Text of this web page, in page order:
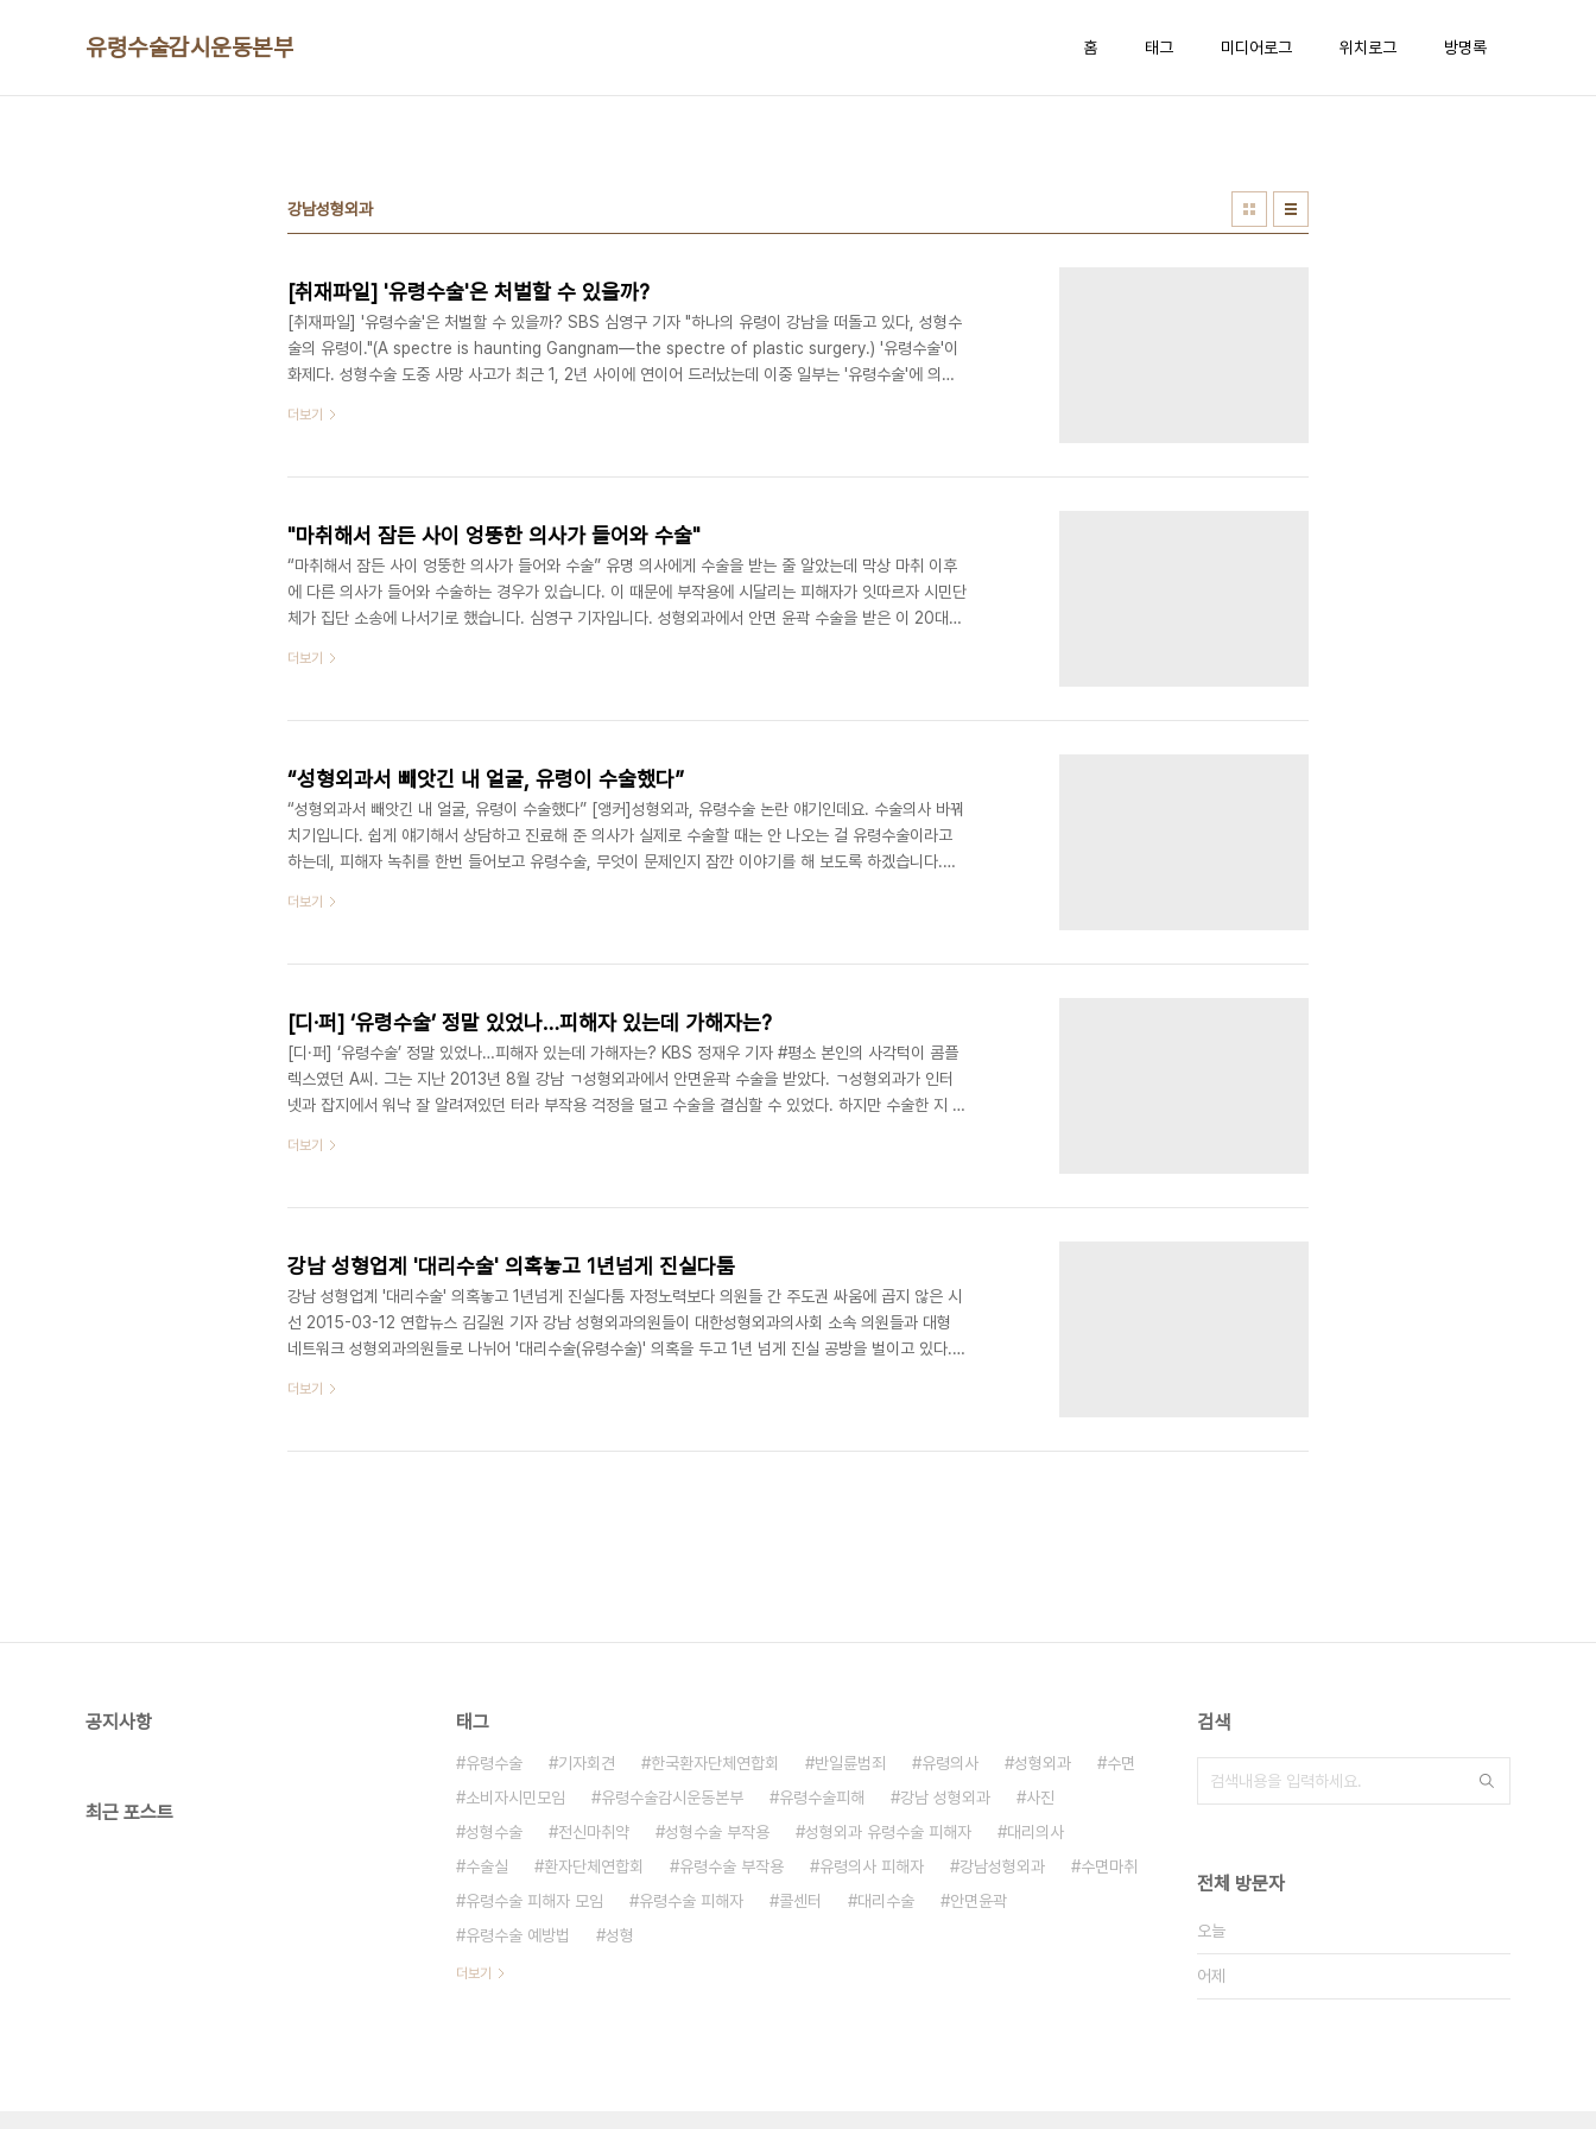
유령수술감시운동본부 홈 태그 미디어로그 위치로그 방명록
강남성형외과
[취재파일] '유령수술'은 처벌할 수 있을까?
[취재파일] '유령수술'은 처벌할 수 있을까? SBS 심영구 기자 "하나의 유령이 강남을 떠돌고 있다, 성형수
술의 유령이."(A spectre is haunting Gangnam—the spectre of plastic surgery.) '유령수술'이
화제다. 성형수술 도중 사망 사고가 최근 1, 2년 사이에 연이어 드러났는데 이중 일부는 '유령수술'에 의한
령수술'(복지부는 대리수술이라고 표현) 대책을 내놨고 시민단체들은 '유령수술감시운동본부'를 출범시켰
자에게 전신마취제를 투여해 의식을 잃게 한 ..
더보기
"마취해서 잠든 사이 엉뚱한 의사가 들어와 수술"
“마취해서 잠든 사이 엉뚱한 의사가 들어와 수술” 유명 의사에게 수술을 받는 줄 알았는데 막상 마취 이후
에 다른 의사가 들어와 수술하는 경우가 있습니다. 이 때문에 부작용에 시달리는 피해자가 잇따르자 시민단
체가 집단 소송에 나서기로 했습니다. 심영구 기자입니다. 성형외과에서 안면 윤곽 수술을 받은 이 20대
술하기로 한 의사가 아니라 다른 의사가 대신 수술했다고 말합니다. [이모 씨/피해자 : 이름도 듣지도 보지
작용이 생긴 거고.] 턱을 깎는 수술을 받은 이 여성도 왼쪽 안면 신경이 둔해지는 부작용이..
더보기
“성형외과서 빼앗긴 내 얼굴, 유령이 수술했다”
“성형외과서 빼앗긴 내 얼굴, 유령이 수술했다” [앵커]성형외과, 유령수술 논란 얘기인데요. 수술의사 바꿔
치기입니다. 쉽게 얘기해서 상담하고 진료해 준 의사가 실제로 수술할 때는 안 나오는 걸 유령수술이라고
하는데, 피해자 녹취를 한번 들어보고 유령수술, 무엇이 문제인지 잠깐 이야기를 해 보도록 하겠습니다.
분이 준비하고 있으면 오실 거라고…." [인터뷰:이 모 씨(가명), 피해 환자]"의사협회에서 제가 연락해 물어
과에 가서 의사가 상담을 하겠죠. 눈도 좀 크게 하고 코도 높이고 턱도 깎아라. ..
더보기
[디·퍼] ‘유령수술’ 정말 있었나…피해자 있는데 가해자는?
[디·퍼] ‘유령수술’ 정말 있었나…피해자 있는데 가해자는? KBS 정재우 기자 #평소 본인의 사각턱이 콤플
렉스였던 A씨. 그는 지난 2013년 8월 강남 ㄱ성형외과에서 안면윤곽 수술을 받았다. ㄱ성형외과가 인터
넷과 잡지에서 워낙 잘 알려져있던 터라 부작용 걱정을 덜고 수술을 결심할 수 있었다. 하지만 수술한 지 1
고 했지만 감각은 여전히 돌아오지 않고 있다. 입 안쪽 수술부위는 아직도 튀어나와 있어 음식을 제대로 씹
상담 후 한 번도 만나지 못했다는 점이다. ㄱ성형외과가 안면윤곽술 전문의이자 스타..
더보기
강남 성형업계 '대리수술' 의혹놓고 1년넘게 진실다툼
강남 성형업계 '대리수술' 의혹놓고 1년넘게 진실다툼 자정노력보다 의원들 간 주도권 싸움에 곱지 않은 시
선 2015-03-12 연합뉴스 김길원 기자 강남 성형외과의원들이 대한성형외과의사회 소속 의원들과 대형
네트워크 성형외과의원들로 나뉘어 '대리수술(유령수술)' 의혹을 두고 1년 넘게 진실 공방을 벌이고 있다.
들이 지루한 힘겨루기를 하는데 곱지 않은 시선을 보내고 있다. 성형외과 대리수술은 성형을 상담하러 온
다. 서울 강남의 대형 성형외과의원 중 하나인 그랜드성형외과병원(원장 유상욱)은 12일 "하지도 ..
더보기
공지사항
최근 포스트
태그
유령수술 기자회견 한국환자단체연합회 반일륜범죄 유령의사 성형외과
수면
소비자시민모임
유령수술감시운동본부 유령수술피해 강남 성형외과
사진
성형수술
전신마취약 성형수술 부작용 성형외과 유령수술 피해자
대리의사
수술실
환자단체연합회 유령수술 부작용 유령의사 피해자 강남성형외과
수면마취
유령수술 피해자 모임
유령수술 피해자 콜센터 대리수술
안면윤곽
유령수술 예방법
성형
더보기
검색
전체 방문자
오늘
어제